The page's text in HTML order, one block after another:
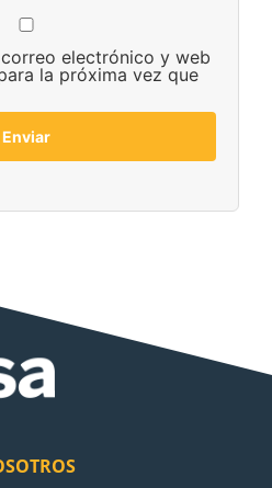
electrónico y web
la próxima vez que